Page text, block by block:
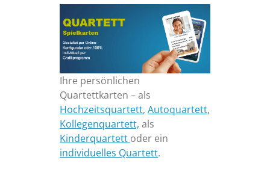
Ihre persönlichen
Quartettkarten – als
Hochzeitsquartett,Autoquartett,
Kollegenquartett, als
Kinderquartett oder ein
individuelles Quartett.